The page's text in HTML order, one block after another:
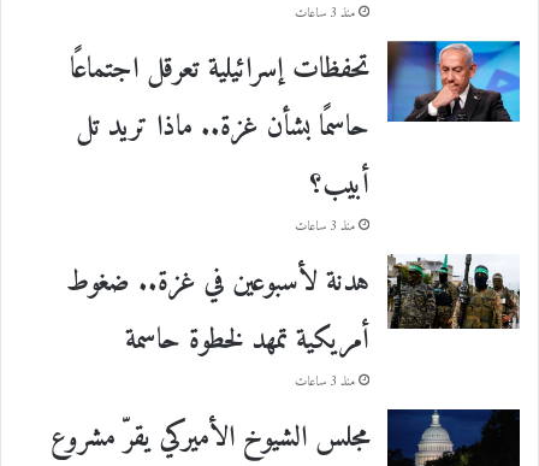
منذ 3 ساعات
تحفظات إسرائيلية تعرقل اجتماعًا
حاسمًا بشأن غزة.. ماذا تريد تل
أبيب؟
منذ 3 ساعات
هدنة لأسبوعين في غزة.. ضغوط
أمريكية تمهد لخطوة حاسمة
منذ 3 ساعات
مجلس الشيوخ الأميركي يقرّ مشروع